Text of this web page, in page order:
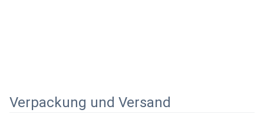
Verpackung und Versand